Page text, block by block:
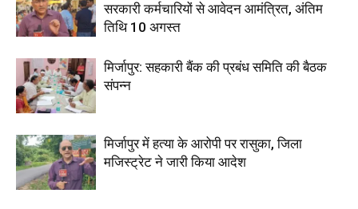
सरकारी कर्मचारियों से आवेदन आमंत्रित, अंतिम
तिथि 10 अगस्त
मिर्जापुर: सहकारी बैंक की प्रबंध समिति की बैठक
संपन्न
मिर्जापुर में हत्या के आरोपी पर रासुका, जिला
मजिस्ट्रेट ने जारी किया आदेश